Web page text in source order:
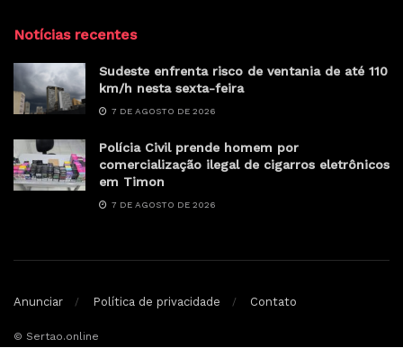
Notícias recentes
Sudeste enfrenta risco de ventania de até 110
km/h nesta sexta-feira
7 DE AGOSTO DE 2026
Polícia Civil prende homem por
comercialização ilegal de cigarros eletrônicos
em Timon
7 DE AGOSTO DE 2026
Anunciar Política de privacidade Contato
© Sertao.online